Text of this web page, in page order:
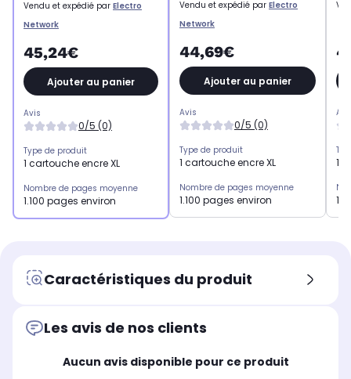
Vendu et expédié par Electro
Network
45,24€
Ajouter au panier
Avis
0/5 (0)
Type de produit
1 cartouche encre XL
Nombre de pages moyenne
1.100 pages environ
Vendu et expédié par Electro
Network
44,69€
Ajouter au panier
Avis
0/5 (0)
Type de produit
1 cartouche encre XL
Nombre de pages moyenne
1.100 pages environ
1
Caractéristiques du produit
Les avis de nos clients
Aucun avis disponible pour ce produit